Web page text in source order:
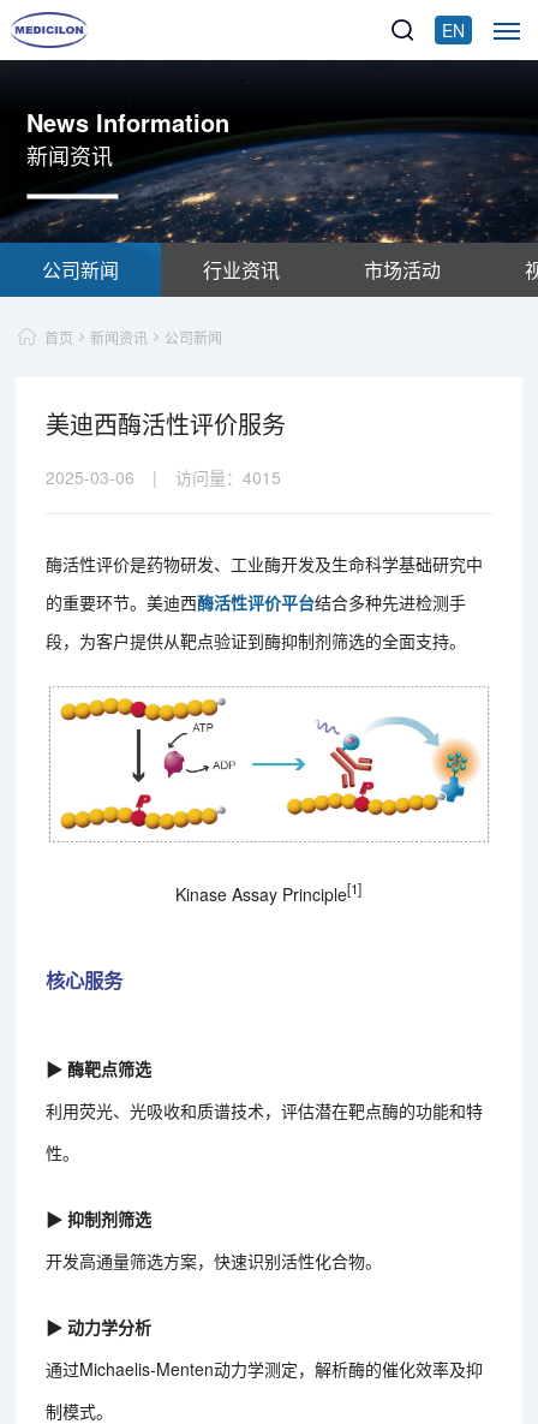
EN
News Information
新闻资讯
公司新闻 行业资讯 市场活动
首页 新闻资讯 公司新闻
美迪西酶活性评价服务
2025-03-06 | 访问量：4015
酶活性评价是药物研发、工业酶开发及生命科学基础研究中
的重要环节。美迪西酶活性评价平台结合多种先进检测手
段，为客户提供从靶点验证到酶抑制剂筛选的全面支持。
Kinase Assay Principle[1]
核心服务
▶ 酶靶点筛选
利用荧光、光吸收和质谱技术，评估潜在靶点酶的功能和特
性。
▶ 抑制剂筛选
开发高通量筛选方案，快速识别活性化合物。
▶ 动力学分析
通过Michaelis-Menten动力学测定，解析酶的催化效率及抑
制模式。